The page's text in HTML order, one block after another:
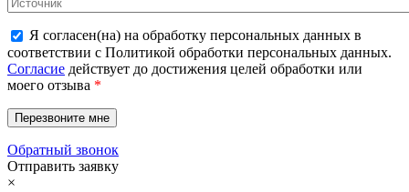
Я согласен(на) на обработку персональных данных в
соответствии с Политикой обработки персональных данных.
Согласие действует до достижения целей обработки или
моего отзыва *
Обратный звонок
Отправить заявку
×